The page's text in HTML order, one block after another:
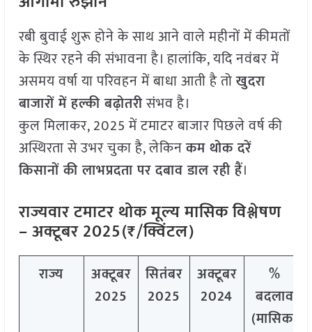
रबी बुवाई शुरू होने के साथ आने वाले महीनों में कीमतों
के स्थिर रहने की संभावना है। हालांकि, यदि नवंबर में
असमय वर्षा या परिवहन में बाधा आती है तोखुदरा
बाजारों में हल्की बढ़ोतरीसंभव है।
कुल मिलाकर, 2025 में टमाटर बाजार पिछले वर्ष की
अस्थिरता से उभर चुका है, लेकिनकम थोक दरें
किसानों की लाभप्रदता पर दबाव डाल रही हैं।
राज्यवार टमाटर थोक मूल्यमासिक विश्लेषण
– अक्टूबर 2025(₹/क्विंटल)
राज्य
अक्टूबर
2025
सितंबर
2025
अक्टूबर
2024
%
बदलाव
(मासिक)